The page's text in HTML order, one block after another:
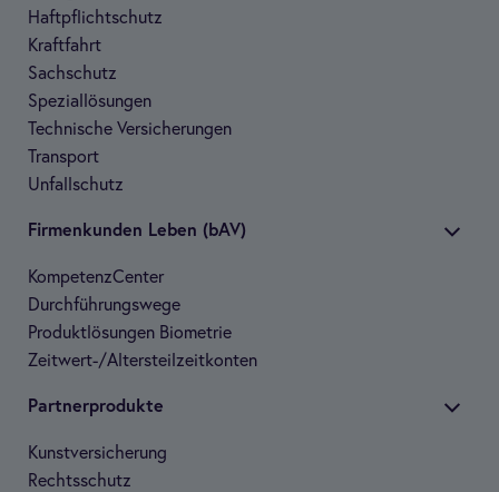
Haft­pflicht­schutz
Kraft­fahrt
Sach­schutz
Spe­zi­al­lö­sun­gen
Tech­ni­sche Ver­si­che­run­gen
Trans­port
Unfall­schutz
Fir­men­kun­den Leben (bAV)
Kom­pe­tenz­Cen­ter
Durch­füh­rungs­wege
Pro­dukt­lö­sun­gen Bio­me­trie
Zeit­wert-/Alters­teil­zeit­kon­ten
Part­ner­pro­dukte
Kunst­ver­si­che­rung
Rechts­schutz